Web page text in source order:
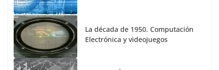
La década de 1950. Computación
Electrónica y videojuegos